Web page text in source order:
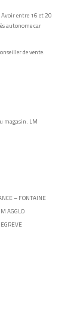
Avoir entre 16 et 20
autonome car
de vente.
magasin. LM
– FONTAINE
AGGLO